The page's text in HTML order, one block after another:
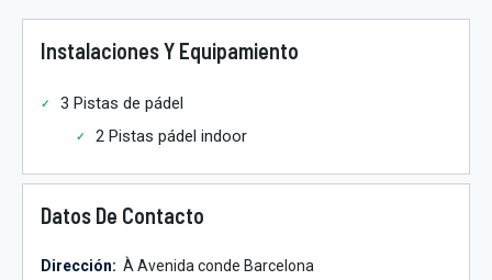
Instalaciones Y Equipamiento
3 Pistas de pádel
2 Pistas pádel indoor
Datos De Contacto
Dirección: À Avenida conde Barcelona